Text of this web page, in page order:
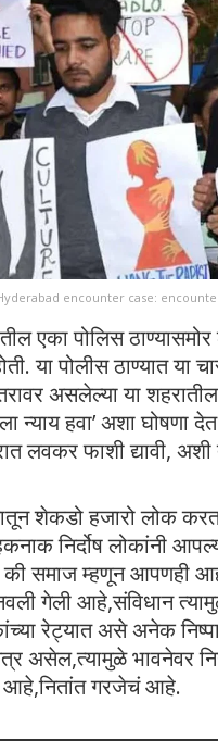
Hyderabad encounter case:
एका पोलिस
या पोलीस ठाण्यात
असलेल्या या शहरातील
न्याय हवा’ अशा
लवकर फाशी द्यावी, अशी
शेकडो हजारो लोक
निर्दोष लोकांनी
समाज म्हणून आपणही
गेली आहे,संविधान
रेट्यात असे अनेक
असेल,त्यामुळे भावनेवर
आहे,नितांत गरजेचं आहे.